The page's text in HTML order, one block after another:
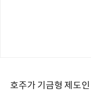
호주가 기금형 제도